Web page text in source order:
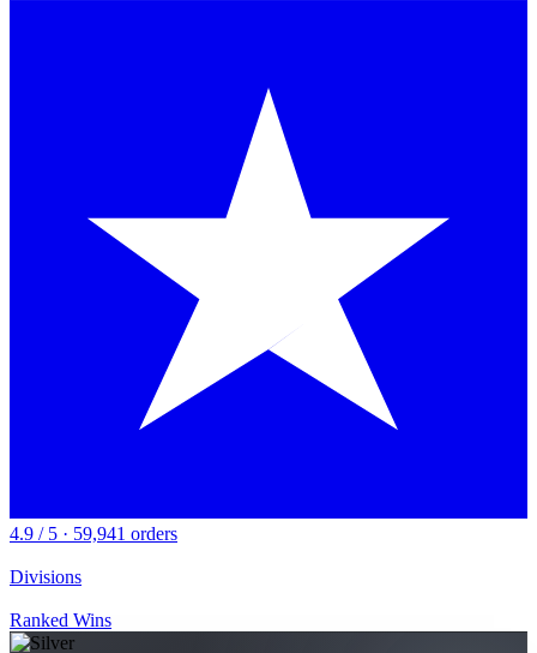
4.9 / 5 · 59,941 orders
Divisions
Ranked Wins